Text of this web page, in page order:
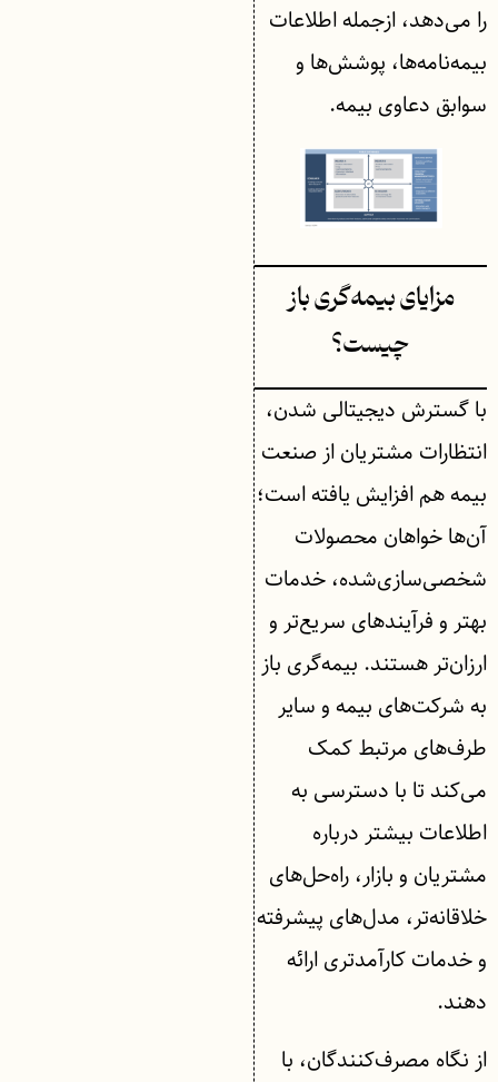
را می‌دهد، ازجمله اطلاعات
بیمه‌نامه‌ها، پوشش‌ها و
سوابق دعاوی بیمه.
مزایای بیمه‌گری باز
چیست؟
با گسترش دیجیتالی شدن،
انتظارات مشتریان از صنعت
بیمه هم افزایش یافته است؛
آن‌ها خواهان محصولات
شخصی‌سازی‌شده، خدمات
بهتر و فرآیندهای سریع‌تر و
ارزان‌تر هستند. بیمه‌گری باز
به شرکت‌های بیمه و سایر
طرف‌های مرتبط کمک
می‌کند تا با دسترسی به
اطلاعات بیشتر درباره
مشتریان و بازار، راه‌حل‌های
خلاقانه‌تر، مدل‌های پیشرفته
و خدمات کارآمدتری ارائه
دهند.
از نگاه مصرف‌کنندگان، با